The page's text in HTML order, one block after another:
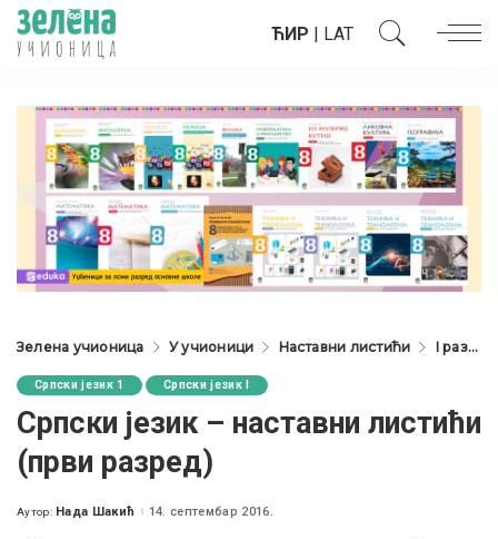
ЋИР | LAT
Зелена учионица У учионици Наставни листићи I разред
Српски језик 1 Српски језик I
Српски језик – наставни листићи
(први разред)
Posted
Аутор: Нада Шакић 14. септембар 2016.